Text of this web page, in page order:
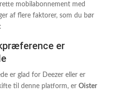
mobilabonnement med
af flere faktorer, som du bør
er
er glad for Deezer eller er
til denne platform, er Oister